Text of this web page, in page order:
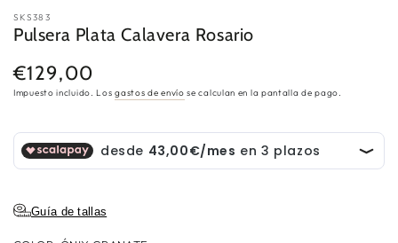
SKS383
Pulsera Plata Calavera Rosario
Precio
regular
€129,00
Impuesto incluido. Losgastos de envío se calculan en la pantalla de pago.
Guía de tallas